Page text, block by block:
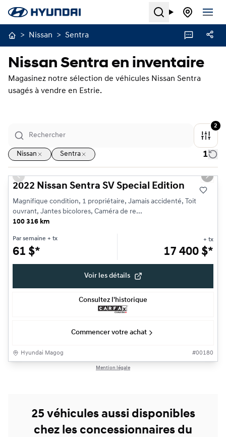
Search
> Nissan > Sentra
Nissan Sentra en inventaire
Magasinez notre sélection de véhicules Nissan Sentra
usagés à vendre en Estrie.
2
Nissan Sentra 1
Très bonne offre
Previous slide Next
2022 Nissan Sentra SV Special Edition
Magnifique condition, 1 propriétaire, Jamais accidenté, Toit
ouvrant, Jantes bicolores, Caméra de re...
100 316 km
Par semaine + tx
61 $*
+ tx
17 400 $*
Voir les détails
Consultez l'historique
Commencer votre achat
Hyundai Magog #00180
Mention légale
25 véhicules aussi disponibles
chez les concessionnaires du